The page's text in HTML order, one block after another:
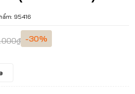
95416
-30%